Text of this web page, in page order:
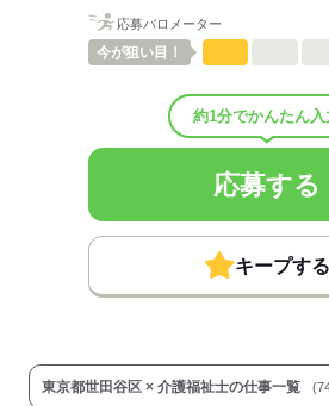
※加入保険は勤務日数に応じて変動（法定
◆制服貸与
◆予防接種補助金制度
◆食事補助
■その他手当：
送迎業務兼務 時給 1,450円
▼給与詳細
処遇改善手当：200円/時
寸志あり：年2回（6月・12月）
応募バロメーター
今が狙い目！
約1分でかんたん入
応募する
キープする
東京都世田谷区 × 介護福祉士の仕事一覧